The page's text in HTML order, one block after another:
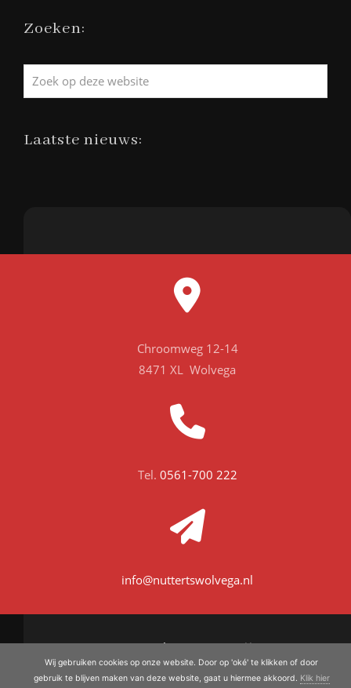
Zoeken:
Zoek
op
website
Laatste nieuws:
Chroomweg 12-14
8471 XL Wolvega
Tel. 0561-700 222
info@nuttertswolvega.nl
Met trots leveren wij aan:
Wij gebruiken cookies op onze website. Door op 'oké' te klikken of door
gebruik te blijven maken van deze website, gaat u hiermee akkoord. Klik hier